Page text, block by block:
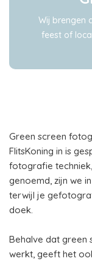
Wij brengen
feest of
Green screen
FlitsKoning in is
fotografie
genoemd, zijn we
terwijl je
doek.
Behalve dat green
werkt, geeft het